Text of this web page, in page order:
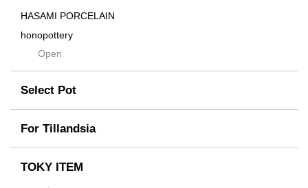
Drop
DUNE
Flames
For
Former
Fused
Earth
emeth
Enhance
HASAMI PORCELAIN
honopottery
nocturne
tamanhayat
TETSUYA OZAWA
Scratch
Takehiro Ito
Yuya Iha
Open
Select Pot
For Tillandsia
TOKY ITEM